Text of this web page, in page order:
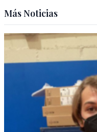
Más Noticias